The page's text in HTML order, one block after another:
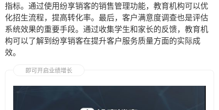
指标。通过使用纷享销客的销售管理功能，教育机构可以优
化招生流程，提高转化率。最后，客户满意度调查也是评估
系统效果的重要手段。通过收集学生和家长的反馈，教育机
构可以了解到纷享销客在提升客户服务质量方面的实际成
效。
即可开启业绩增长